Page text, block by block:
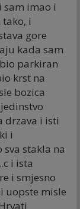
sam imao i
i
gore
kada sam
parkiran
krst na
bozica
drzava i isti
i
stakla na
i ista
i smjesno
uopste misle